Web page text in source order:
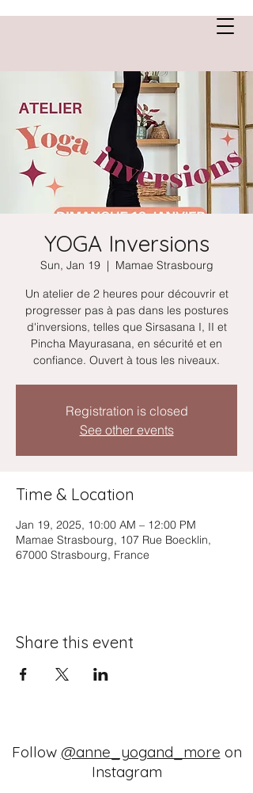
YOGA Inversions
Sun, Jan 19
  |
Mamae Strasbourg
Un atelier de 2 heures pour découvrir et
progresser pas à pas dans les postures
d'inversions, telles que Sirsasana I, II et
Pincha Mayurasana, en sécurité et en
confiance. Ouvert à tous les niveaux.
Registration is closed
See other events
Time & Location
Jan 19, 2025, 10:00 AM – 12:00 PM
Mamae Strasbourg, 107 Rue Boecklin,
67000 Strasbourg, France
Share this event
Follow @anne_yogand_more on
Instagram